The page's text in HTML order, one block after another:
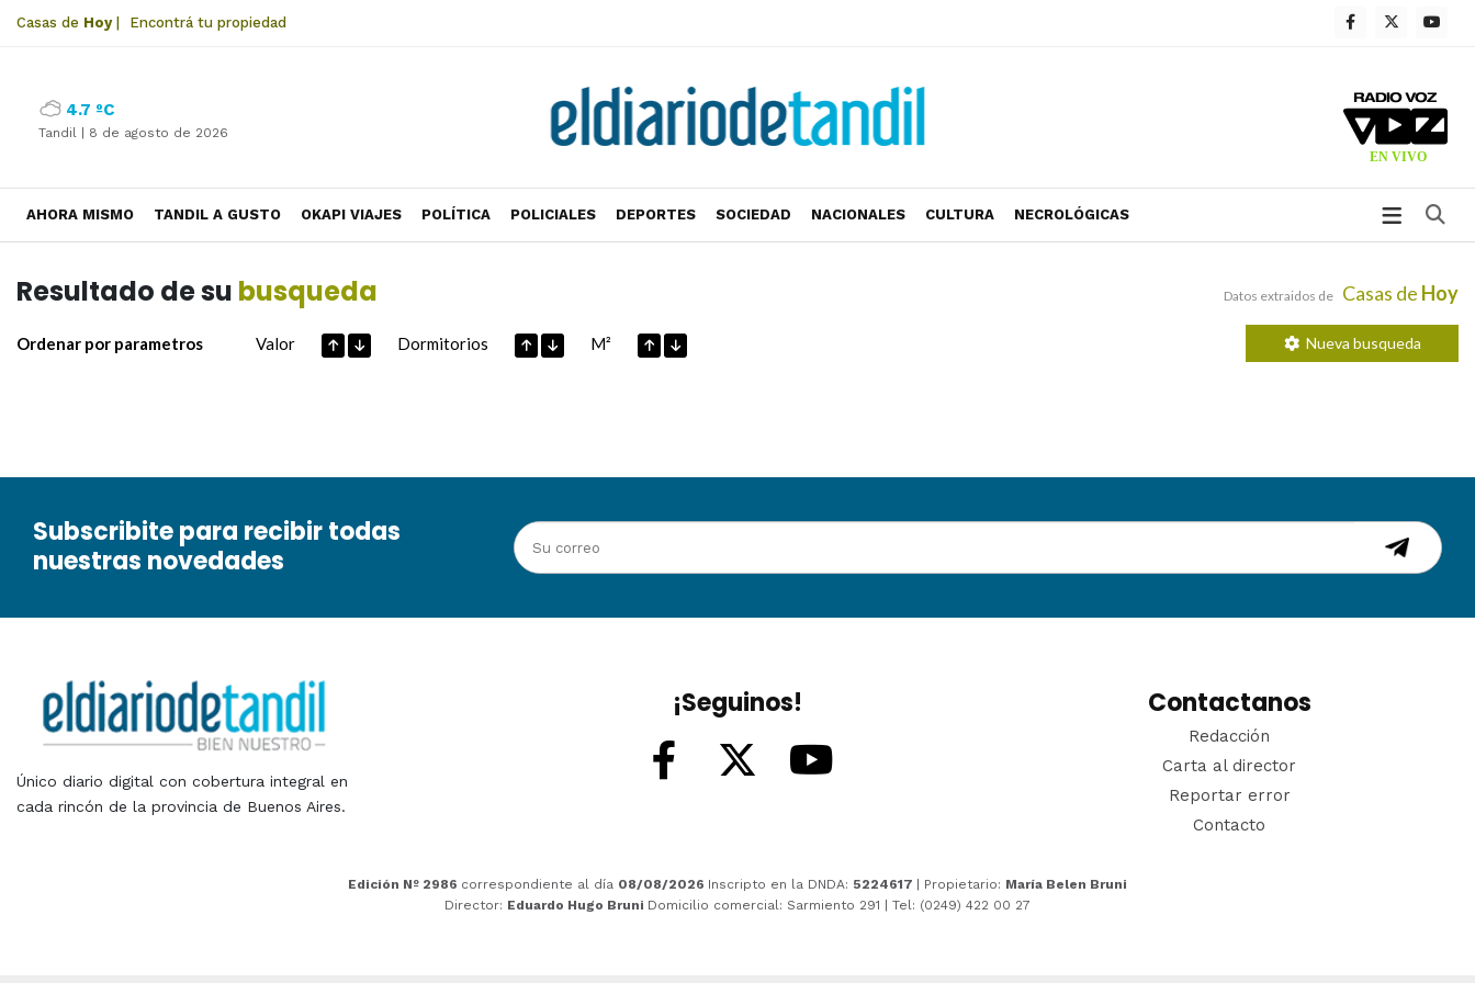
Casas de Hoy| Encontrá tu propiedad
4.7 ºC
Tandil | 8 de agosto de 2026
AHORA MISMO TANDIL A GUSTO OKAPI VIAJES POLÍTICA POLICIALES DEPORTES SOCIEDAD NACIONALES CULTURA NECROLÓGICAS
Resultado de su busqueda Datos extraidos de Casas de Hoy
Ordenar por parametros Valor Dormitorios M² Nueva busqueda
Subscribite para recibir todas
nuestras novedades
Único diario digital con cobertura integral en
cada rincón de la provincia de Buenos Aires.
¡Seguinos! Contactanos
Redacción
Carta al director
Reportar error
Contacto
Edición Nº 2986 correspondiente al día 08/08/2026 Inscripto en la DNDA: 5224617 | Propietario: María Belen Bruni
Director: Eduardo Hugo Bruni Domicilio comercial: Sarmiento 291 | Tel: (0249) 422 00 27